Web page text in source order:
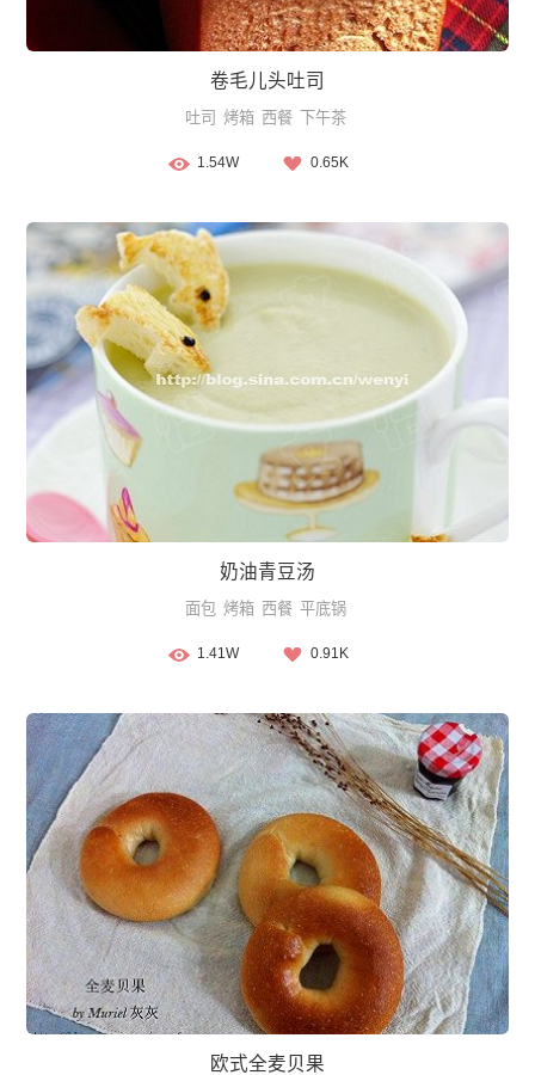
卷毛儿头吐司
吐司 烤箱 西餐 下午茶
1.54W 0.65K
奶油青豆汤
面包 烤箱 西餐 平底锅
1.41W 0.91K
欧式全麦贝果